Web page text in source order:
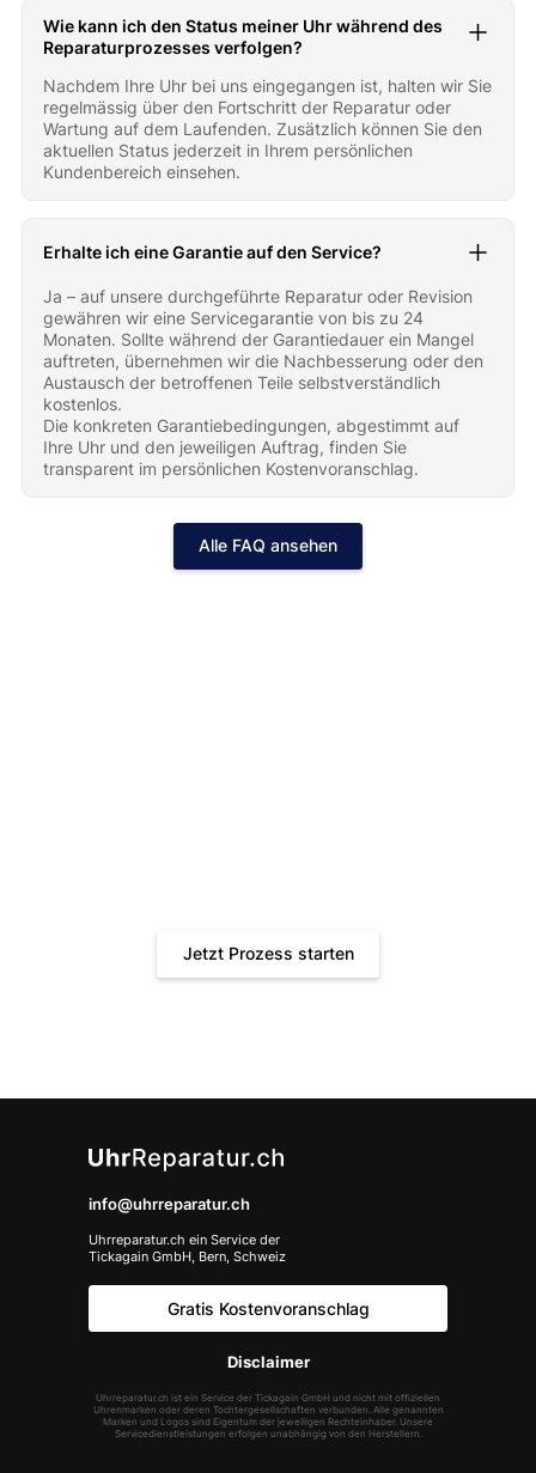
Wie kann ich den Status meiner Uhr während des
Reparaturprozesses verfolgen?
Nachdem Ihre Uhr bei uns eingegangen ist, halten wir Sie
regelmässig über den Fortschritt der Reparatur oder
Wartung auf dem Laufenden. Zusätzlich können Sie den
aktuellen Status jederzeit in Ihrem persönlichen
Kundenbereich einsehen.
Erhalte ich eine Garantie auf den Service?
Ja – auf unsere durchgeführte Reparatur oder Revision
gewähren wir eine Servicegarantie von bis zu 24
Monaten. Sollte während der Garantiedauer ein Mangel
auftreten, übernehmen wir die Nachbesserung oder den
Austausch der betroffenen Teile selbstverständlich
kostenlos.
Die konkreten Garantiebedingungen, abgestimmt auf
Ihre Uhr und den jeweiligen Auftrag, finden Sie
transparent im persönlichen Kostenvoranschlag.
Alle FAQ ansehen
Jetzt Prozess starten
info@uhrreparatur.ch
Uhrreparatur.ch ein Service der
Tickagain GmbH, Bern, Schweiz
Gratis Kostenvoranschlag
Disclaimer
Uhrreparatur.ch ist ein Service der Tickagain GmbH und nicht mit offiziellen
Uhrenmarken oder deren Tochtergesellschaften verbunden. Alle genannten
Marken und Logos sind Eigentum der jeweiligen Rechteinhaber. Unsere
Servicedienstleistungen erfolgen unabhängig von den Herstellern.